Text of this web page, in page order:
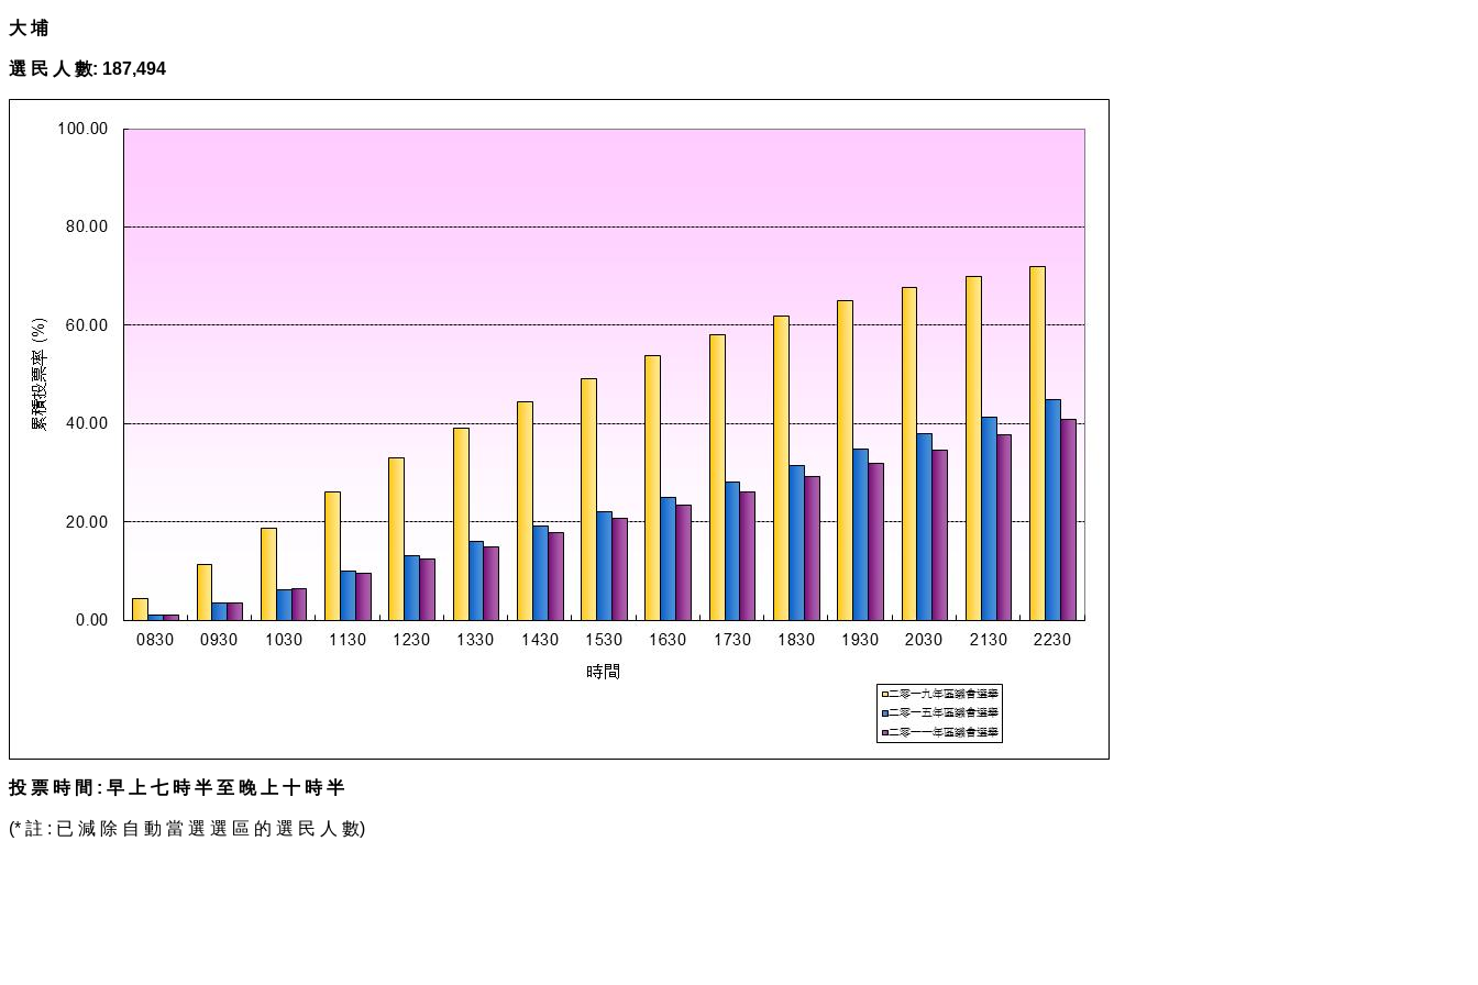
大 埔
選 民 人 數: 187,494
投 票 時 間 : 早 上 七 時 半 至 晚 上 十 時 半
(* 註 : 已 減 除 自 動 當 選 選 區 的 選 民 人 數)